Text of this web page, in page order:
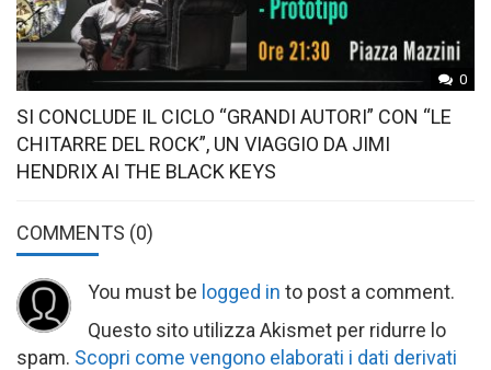
0
SI CONCLUDE IL CICLO “GRANDI AUTORI” CON “LE
CHITARRE DEL ROCK”, UN VIAGGIO DA JIMI
HENDRIX AI THE BLACK KEYS
COMMENTS (0)
You must be logged in to post a comment.
Questo sito utilizza Akismet per ridurre lo
spam. Scopri come vengono elaborati i dati derivati